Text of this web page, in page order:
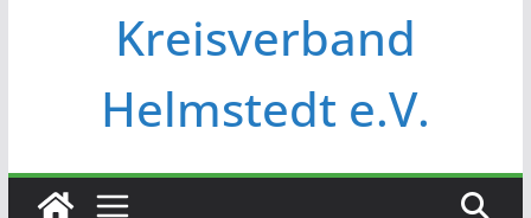
Kreisverband
Helmstedt e.V.